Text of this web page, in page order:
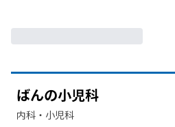
ばんの小児科
内科・​小児科